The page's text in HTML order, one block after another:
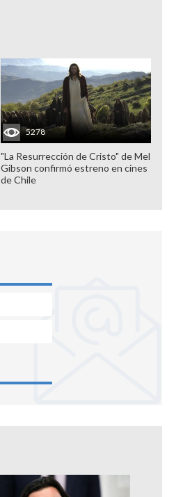
5278
"La Resurrección de Cristo" de Mel
Gibson confirmó estreno en cines
de Chile